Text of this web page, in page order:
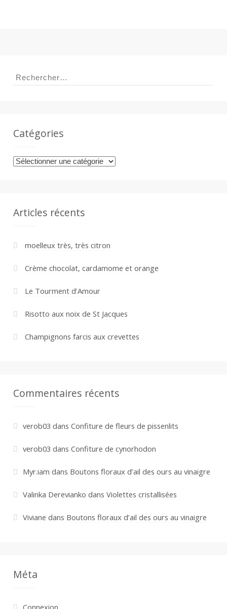
Rechercher :
Catégories
Catégories
Articles récents
moelleux très, très citron
Crème chocolat, cardamome et orange
Le Tourment d’Amour
Risotto aux noix de St Jacques
Champignons farcis aux crevettes
Commentaires récents
verob03 dans Confiture de fleurs de pissenlits
verob03 dans Confiture de cynorhodon
Myr.iam dans Boutons floraux d’ail des ours au vinaigre
Valinka Derevianko dans Violettes cristallisées
Viviane dans Boutons floraux d’ail des ours au vinaigre
Méta